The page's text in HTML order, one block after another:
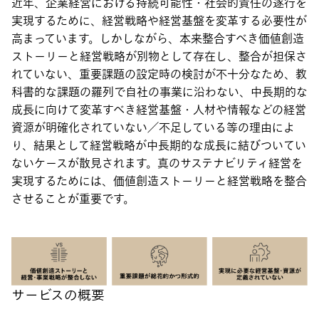
近年、企業経営における持続可能性・社会的責任の遂行を
実現するために、経営戦略や経営基盤を変革する必要性が
高まっています。しかしながら、本来整合すべき価値創造
ストーリーと経営戦略が別物として存在し、整合が担保さ
れていない、重要課題の設定時の検討が不十分なため、教
科書的な課題の羅列で自社の事業に沿わない、中長期的な
成長に向けて変革すべき経営基盤・人材や情報などの経営
資源が明確化されていない／不足している等の理由によ
り、結果として経営戦略が中長期的な成長に結びついてい
ないケースが散見されます。真のサステナビリティ経営を
実現するためには、価値創造ストーリーと経営戦略を整合
させることが重要です。
サービスの概要